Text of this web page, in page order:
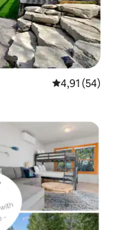
Prosečna
4,91 (54)